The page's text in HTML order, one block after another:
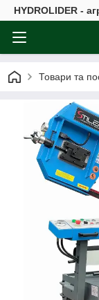
HYDROLIDER -
Товари та